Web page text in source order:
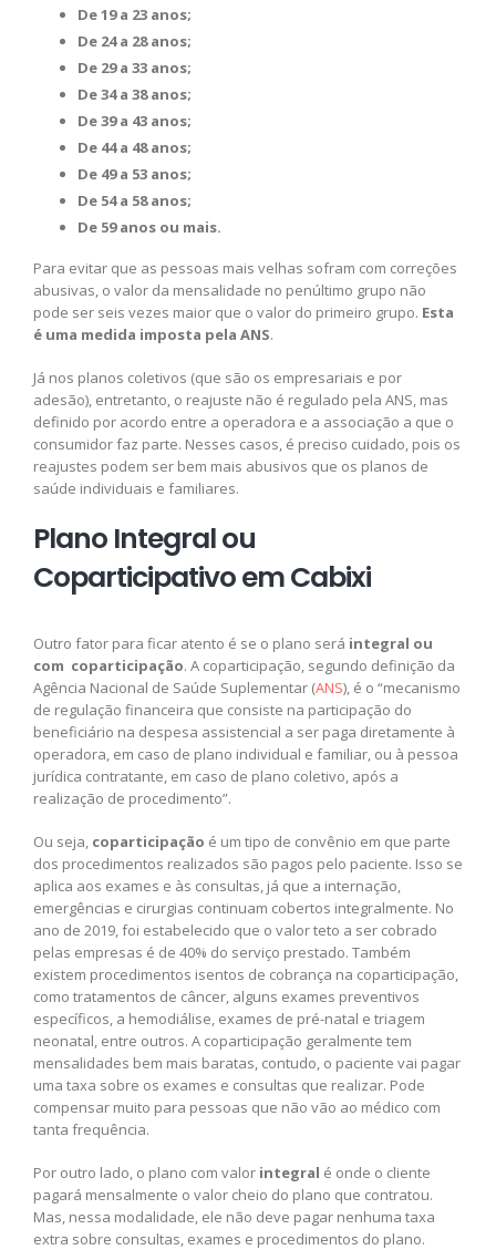
De 19 a 23 anos;
De 24 a 28 anos;
De 29 a 33 anos;
De 34 a 38 anos;
De 39 a 43 anos;
De 44 a 48 anos;
De 49 a 53 anos;
De 54 a 58 anos;
De 59 anos ou mais.
Para evitar que as pessoas mais velhas sofram com correções
abusivas, o valor da mensalidade no penúltimo grupo não
pode ser seis vezes maior que o valor do primeiro grupo. Esta
é uma medida imposta pela ANS.
Já nos planos coletivos (que são os empresariais e por
adesão), entretanto, o reajuste não é regulado pela ANS, mas
definido por acordo entre a operadora e a associação a que o
consumidor faz parte. Nesses casos, é preciso cuidado, pois os
reajustes podem ser bem mais abusivos que os planos de
saúde individuais e familiares.
Plano Integral ou
Coparticipativo em Cabixi
Outro fator para ficar atento é se o plano será integral ou
com coparticipação. A coparticipação, segundo definição da
Agência Nacional de Saúde Suplementar (ANS), é o “mecanismo
de regulação financeira que consiste na participação do
beneficiário na despesa assistencial a ser paga diretamente à
operadora, em caso de plano individual e familiar, ou à pessoa
jurídica contratante, em caso de plano coletivo, após a
realização de procedimento”.
Ou seja, coparticipação é um tipo de convênio em que parte
dos procedimentos realizados são pagos pelo paciente. Isso se
aplica aos exames e às consultas, já que a internação,
emergências e cirurgias continuam cobertos integralmente. No
ano de 2019, foi estabelecido que o valor teto a ser cobrado
pelas empresas é de 40% do serviço prestado. Também
existem procedimentos isentos de cobrança na coparticipação,
como tratamentos de câncer, alguns exames preventivos
específicos, a hemodiálise, exames de pré-natal e triagem
neonatal, entre outros. A coparticipação geralmente tem
mensalidades bem mais baratas, contudo, o paciente vai pagar
uma taxa sobre os exames e consultas que realizar. Pode
compensar muito para pessoas que não vão ao médico com
tanta frequência.
Por outro lado, o plano com valor integral é onde o cliente
pagará mensalmente o valor cheio do plano que contratou.
Mas, nessa modalidade, ele não deve pagar nenhuma taxa
extra sobre consultas, exames e procedimentos do plano.